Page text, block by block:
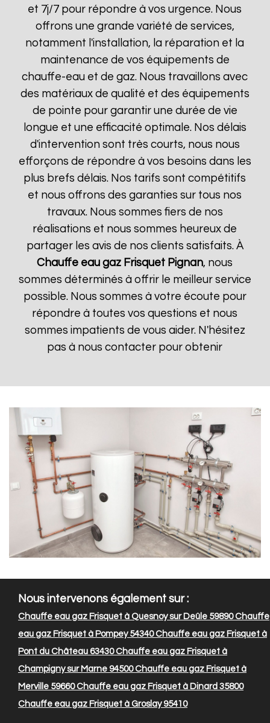
et 7j/7 pour répondre à vos urgence. Nous
offrons une grande variété de services,
notamment l'installation, la réparation et la
maintenance de vos équipements de
chauffe-eau et de gaz. Nous travaillons avec
des matériaux de qualité et des équipements
de pointe pour garantir une durée de vie
longue et une efficacité optimale. Nos délais
d'intervention sont très courts, nous nous
efforçons de répondre à vos besoins dans les
plus brefs délais. Nos tarifs sont compétitifs
et nous offrons des garanties sur tous nos
travaux. Nous sommes fiers de nos
réalisations et nous sommes heureux de
partager les avis de nos clients satisfaits. À
Chauffe eau gaz Frisquet Pignan, nous
sommes déterminés à offrir le meilleur service
possible. Nous sommes à votre écoute pour
répondre à toutes vos questions et nous
sommes impatients de vous aider. N'hésitez
pas à nous contacter pour obtenir
Nous intervenons également sur :
Chauffe eau gaz Frisquet à Quesnoy sur Deûle 59890Chauffe
eau gaz Frisquet à Pompey 54340Chauffe eau gaz Frisquet à
Pont du Château 63430Chauffe eau gaz Frisquet à
Champigny sur Marne 94500Chauffe eau gaz Frisquet à
Merville 59660Chauffe eau gaz Frisquet à Dinard 35800
Chauffe eau gaz Frisquet à Groslay 95410